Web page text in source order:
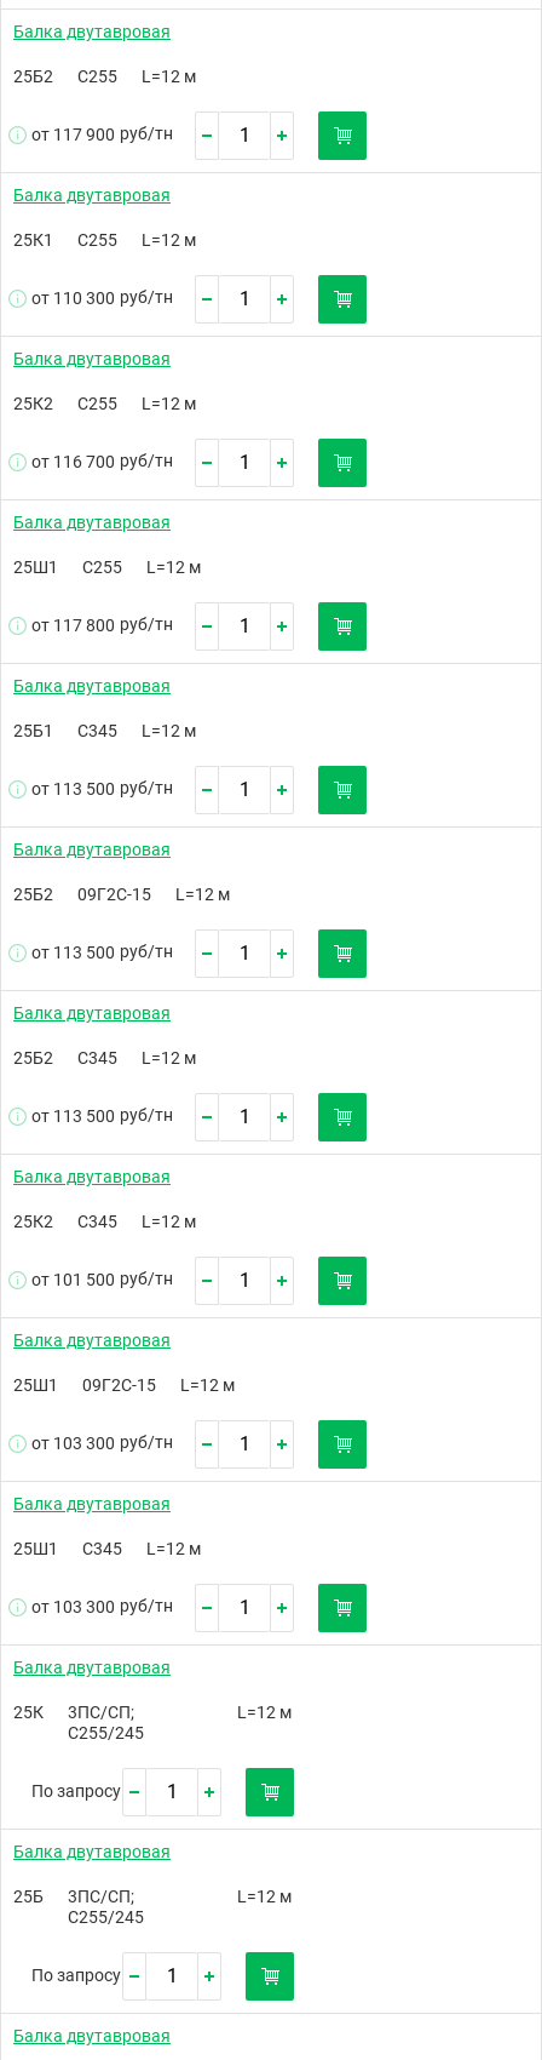
Балка двутавровая
25Б2 С255 L=12 м
от 117 900 руб/тн
Балка двутавровая
25К1 С255 L=12 м
от 110 300 руб/тн
Балка двутавровая
25К2 С255 L=12 м
от 116 700 руб/тн
Балка двутавровая
25Ш1 С255 L=12 м
от 117 800 руб/тн
Балка двутавровая
25Б1 С345 L=12 м
от 113 500 руб/тн
Балка двутавровая
25Б2 09Г2С-15 L=12 м
от 113 500 руб/тн
Балка двутавровая
25Б2 С345 L=12 м
от 113 500 руб/тн
Балка двутавровая
25К2 С345 L=12 м
от 101 500 руб/тн
Балка двутавровая
25Ш1 09Г2С-15 L=12 м
от 103 300 руб/тн
Балка двутавровая
25Ш1 С345 L=12 м
от 103 300 руб/тн
Балка двутавровая
25К
3ПС/СП;
С255/245
L=12 м
По запросу
Балка двутавровая
25Б
3ПС/СП;
С255/245
L=12 м
По запросу
Балка двутавровая